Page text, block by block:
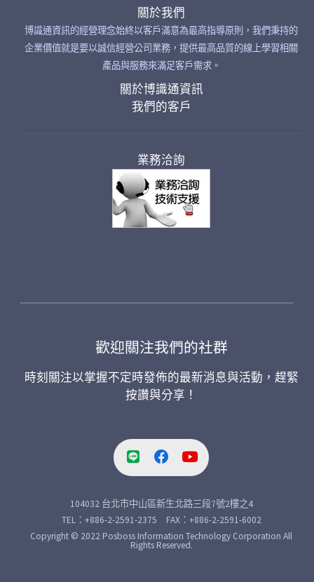
關於我們
博識通資訊的經營理念始終以客戶滿意為最高指導原則，我們秉持的
企業價值就是要以誠信經營公司業務，提供最高品質的線上學習相關
產品與服務來滿足客戶需求。
關於博識通資訊
我們的客戶
業務洽詢
歡迎關注我們的社群
時刻關注以掌握不定時發佈的最新消息與活動，趕緊
按讚與分享！
104032 台北市中山區新生北路三段7號2樓之4
TEL：+886-2-2591-2375 FAX：+886-2-2591-6002
Copyright © 2022 Posboss Information Technology Corporation All
Rights Reserved.